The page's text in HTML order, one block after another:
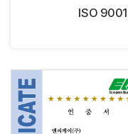
ISO 9001